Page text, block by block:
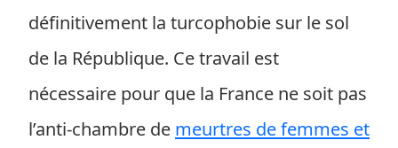
définitivement la turcophobie sur le sol
de la République. Ce travail est
nécessaire pour que la France ne soit pas
l’anti-chambre de meurtres de femmes et